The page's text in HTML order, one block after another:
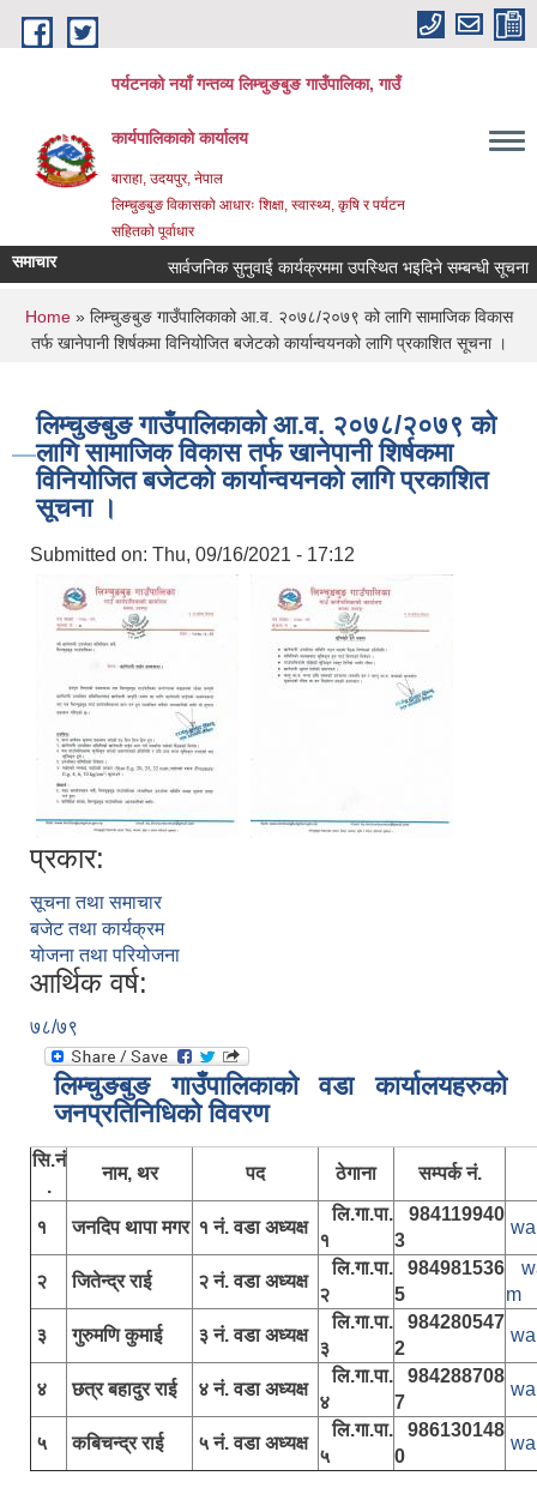
Skip to main content
पर्यटनको नयाँ गन्तव्य लिम्चुङबुङ गाउँपालिका, गाउँ
कार्यपालिकाको कार्यालय
बाराहा, उदयपुर, नेपाल
लिम्चुङबुङ विकासको आधारः शिक्षा, स्वास्थ्य, कृषि र पर्यटन
सहितको पूर्वाधार
समाचार सार्वजनिक सुनुवाई कार्यक्रममा उपस्थित भइदिने सम्बन्धी सूचना ।
You are here
Home» लिम्चुङबुङ गाउँपालिकाको आ.व. २०७८/२०७९ को लागि सामाजिक विकास
तर्फ खानेपानी शिर्षकमा विनियोजित बजेटको कार्यान्वयनको लागि प्रकाशित सूचना ।
लिम्चुङबुङ गाउँपालिकाको आ.व. २०७८/२०७९ को
लागि सामाजिक विकास तर्फ खानेपानी शिर्षकमा
विनियोजित बजेटको कार्यान्वयनको लागि प्रकाशित
सूचना ।
Submitted on: Thu, 09/16/2021 - 17:12
प्रकार:
सूचना तथा समाचार
बजेट तथा कार्यक्रम
योजना तथा परियोजना
आर्थिक वर्ष:
७८/७९
लिम्चुङबुङ गाउँपालिकाकाे वडा कार्यालयहरुकाे
जनप्रतिनिधिकाे विवरण
सि.नं
.
नाम, थर पद ठेगाना सम्पर्क नं.
१ जनदिप थापा मगर १ नं. वडा अध्यक्ष
लि.गा.पा.
१
984119940
3
२ जितेन्द्र राई २ नं. वडा अध्यक्ष
लि.गा.पा.
२
984981536
5
m
३
गुरुमणि कुमाई ३ नं. वडा अध्यक्ष
लि.गा.पा.
३
984280547
2
४ छत्र बहादुर राई ४ नं. वडा अध्यक्ष
लि.गा.पा.
४
984288708
7
५ कबिचन्द्र राई ५ नं. वडा अध्यक्ष
लि.गा.पा.
५
986130148
0